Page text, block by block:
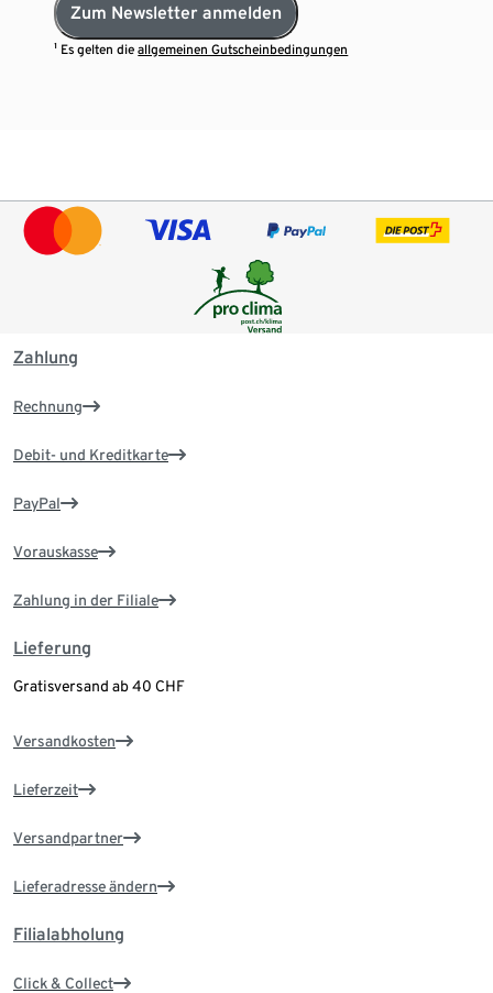
Zum Newsletter anmelden
¹ Es gelten dieallgemeinen Gutscheinbedingungen
Zahlung
Rechnung
Debit- und Kreditkarte
PayPal
Vorauskasse
Zahlung in der Filiale
Lieferung
Gratisversand ab 40 CHF
Versandkosten
Lieferzeit
Versandpartner
Lieferadresse ändern
Filialabholung
Click & Collect